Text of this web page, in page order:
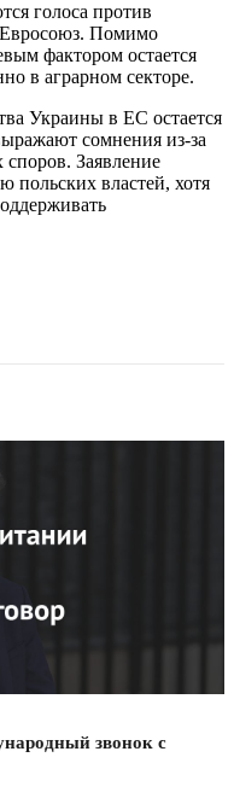
голоса против
Помимо
фактором остается
в аграрном секторе.
Украины в ЕС остается
сомнения из-за
Заявление
польских властей, хотя
звонок с